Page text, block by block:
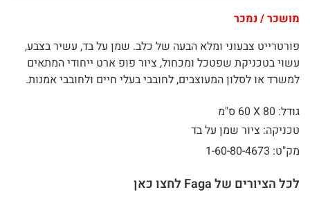
מושכר / נמכר
פורטרייט צבעוני ומלא הבעה של כלב. שמן על בד, עשיר בצבע,
עשוי בטכניקת שפטכל ומכחול, ציור פופ ארט ייחודי המתאים
למשרד או לסלון המעוצבים, לחובבי בעלי חיים ולחובבי אמנות.
גודל: 80 X
60 ס"מ
טכניקה: ציור שמן על בד
מק"ט: 1-60-80-4673
לכל הציורים של Faga לחצו כאן